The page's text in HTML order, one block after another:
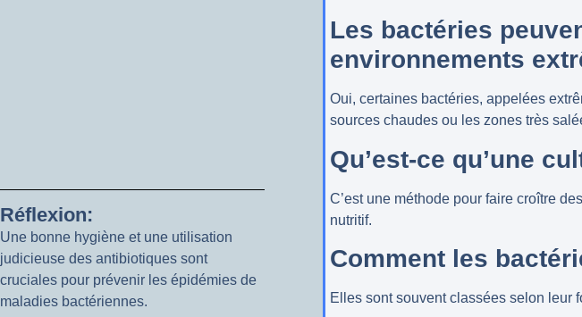
Réflexion:
Une bonne hygiène et une utilisation
judicieuse des antibiotiques sont
cruciales pour prévenir les épidémies de
maladies bactériennes.
Les bactéries
environnements
Oui, certaines bactéries, appelées
sources chaudes ou les zones très
Qu’est-ce qu’une
C’est une méthode pour faire croître
nutritif.
Comment les
Elles sont souvent classées selon leur